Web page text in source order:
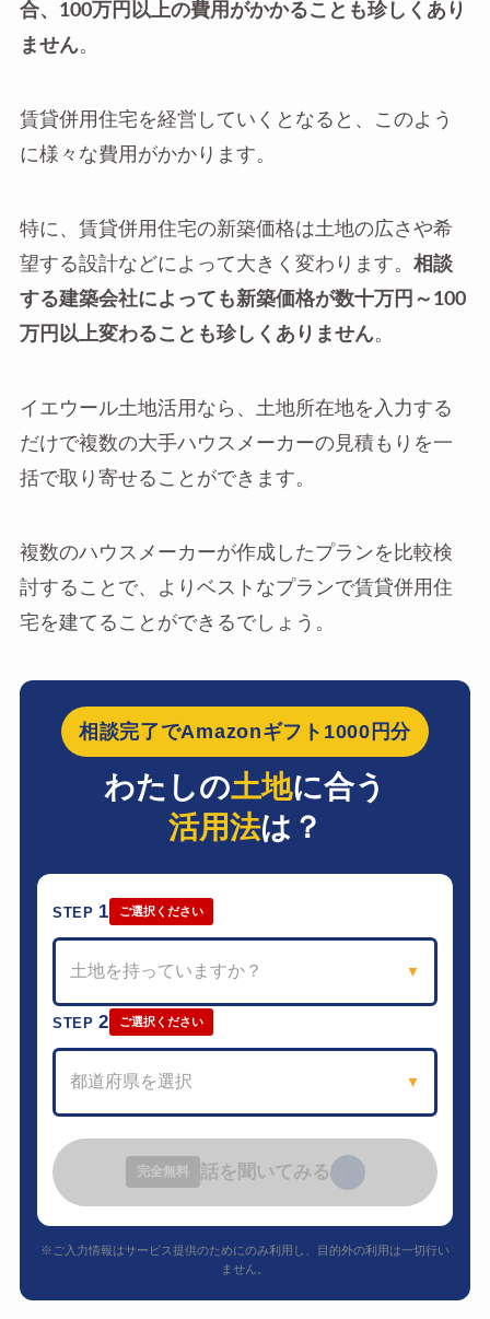
合、100万円以上の費用がかかることも珍しくあり
ません。
賃貸併用住宅を経営していくとなると、このよう
に様々な費用がかかります。
特に、賃貸併用住宅の新築価格は土地の広さや希
望する設計などによって大きく変わります。 相談
する建築会社によっても新築価格が数十万円～100
万円以上変わることも珍しくありません。
イエウール土地活用なら、土地所在地を入力する
だけで複数の大手ハウスメーカーの見積もりを一
括で取り寄せることができます。
複数のハウスメーカーが作成したプランを比較検
討することで、よりベストなプランで賃貸併用住
宅を建てることができるでしょう。
相談完了でAmazonギフト1000円分
わたしの土地に合う
活用法は？
STEP 1 ご選択ください
土地を持っていますか？ ▼
STEP2 ご選択ください
都道府県を選択 ▼
完全無料 話を聞いてみる
※ご入力情報はサービス提供のためにのみ利用し、目的外の利用は一切行い
ません。